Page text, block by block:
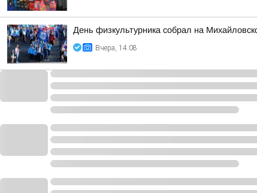
День физкультурника собрал на
Вчера, 14:08